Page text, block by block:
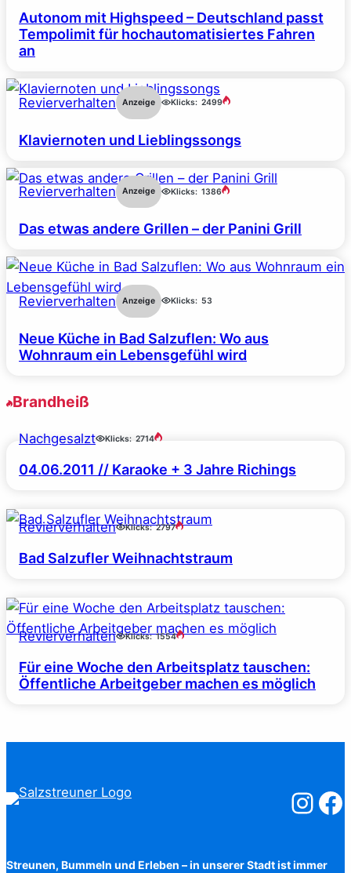
Autonom mit Highspeed – Deutschland passt
Tempolimit für hochautomatisiertes Fahren
an
Revierverhalten Anzeige Klicks: 2499
Klaviernoten und Lieblingssongs
Revierverhalten Anzeige Klicks: 1386
Das etwas andere Grillen – der Panini Grill
Revierverhalten Anzeige Klicks: 53
Neue Küche in Bad Salzuflen: Wo aus
Wohnraum ein Lebensgefühl wird
Brandheiß
Nachgesalzt Klicks: 2714
04.06.2011 // Karaoke + 3 Jahre Richings
Revierverhalten Klicks: 2797
Bad Salzufler Weihnachtstraum
Revierverhalten Klicks: 1554
Für eine Woche den Arbeitsplatz tauschen:
Öffentliche Arbeitgeber machen es möglich
Streunen, Bummeln und Erleben – in unserer Stadt ist immer